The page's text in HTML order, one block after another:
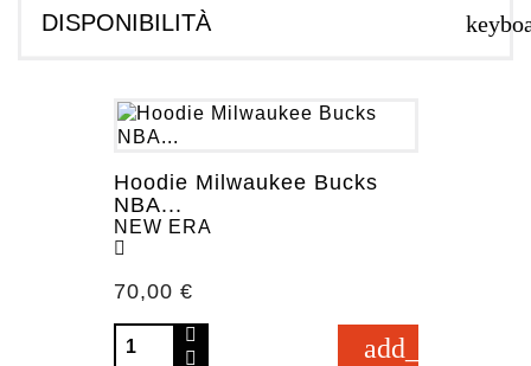
DISPONIBILITÀ
Hoodie Milwaukee Bucks
NBA...
NEW ERA
Prezzo
70,00 €